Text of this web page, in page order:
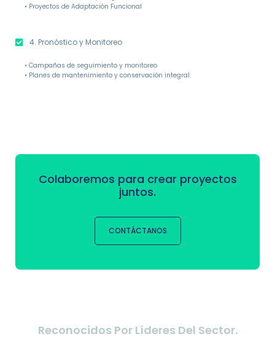
• Proyectos de Adaptación Funcional
4. Pronóstico y Monitoreo
• Campañas de seguimiento y monitoreo
• Planes de mantenimiento y conservación integral.
Colaboremos para crear proyectos
juntos.
CONTÁCTANOS
Reconocidos Por Líderes Del Sector.